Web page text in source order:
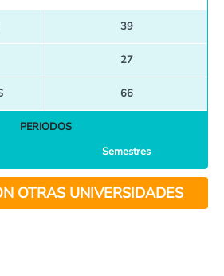
39
27
66
PERIODOS
Semestres
OTRAS UNIVERSIDADES